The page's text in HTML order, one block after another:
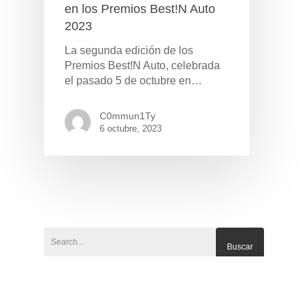
en los Premios Best!N Auto
2023
La segunda edición de los
Premios Best!N Auto, celebrada
el pasado 5 de octubre en…
C0mmun1Ty
6 octubre, 2023